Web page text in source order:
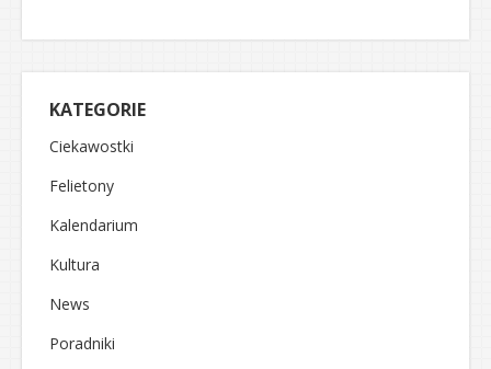
KATEGORIE
Ciekawostki
Felietony
Kalendarium
Kultura
News
Poradniki